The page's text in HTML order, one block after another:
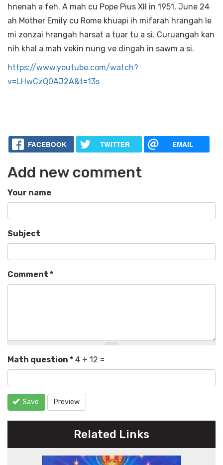
hnenah a feh. A mah cu Pope Pius XII in 1951, June 24
ah Mother Emily cu Rome khuapi ih mifarah hrangah le
mi zonzai hrangah harsat a tuar tu a si. Curuangah kan
nih khal a mah vekin nung ve dingah in sawm a si.
https://www.youtube.com/watch?
v=LHwCzQ0AJ2A&t=13s
FACEBOOK TWITTER EMAIL
Add new comment
Your name
Subject
Comment *
Math question * 4 + 12 =
Save Preview
Related Links